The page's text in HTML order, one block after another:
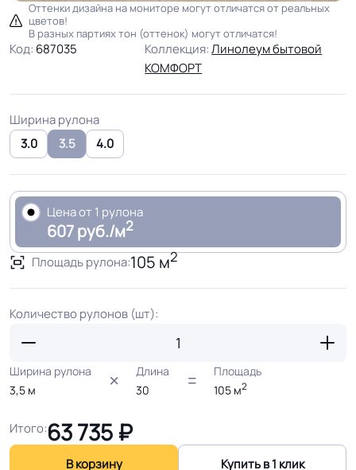
Оттенки дизайна на мониторе могут отличатся от реальных
цветов!
В разных партиях тон (оттенок) могут отличатся!
Код: 687035 Коллекция:Линолеум бытовой
КОМФОРТ
Ширина рулона
3.0
3.5 4.0
Цена от 1 рулона
607 руб./м2
Площадь рулона:105 м2
Количество рулонов (шт):
Ширина рулона
3,5 м
Длина
30
Площадь
105 м2
Итого:63 735 ₽
В корзину Купить в 1 клик